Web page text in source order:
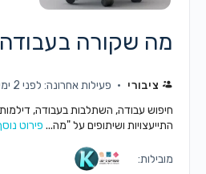
מה שקורה בעבודה
ציבורי
פעילות אחרונה: לפני 2 ימים
חיפוש עבודה, השתלבות בעבודה, דילמות
התייעצויות ושיתופים על "מה... פירוט
מובילות: